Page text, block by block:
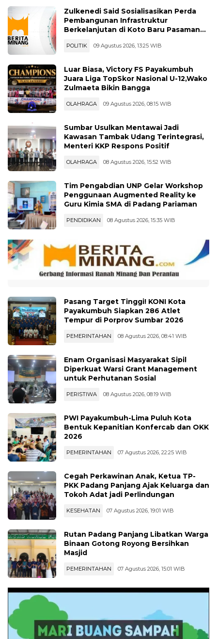
Zulkenedi Said Sosialisasikan Perda
Pembangunan Infrastruktur
Berkelanjutan di Koto Baru Pasaman
POLITIK 09 Agustus 2026, 13:25 WIB
Luar Biasa, Victory FS Payakumbuh
Juara Liga TopSkor Nasional U-12,Wako
Zulmaeta Bikin Bangga
OLAHRAGA 09 Agustus 2026, 08:15 WIB
Sumbar Usulkan Mentawai Jadi
Kawasan Tambak Udang Terintegrasi,
Menteri KKP Respons Positif
OLAHRAGA 08 Agustus 2026, 15:52 WIB
Tim Pengabdian UNP Gelar Workshop
Penggunaan Augmented Reality ke
Guru Kimia SMA di Padang Pariaman
PENDIDIKAN 08 Agustus 2026, 15:35 WIB
Pasang Target Tinggi! KONI Kota
Payakumbuh Siapkan 286 Atlet
Tempur di Porprov Sumbar 2026
PEMERINTAHAN 08 Agustus 2026, 08:41 WIB
Enam Organisasi Masyarakat Sipil
Diperkuat Warsi Grant Management
untuk Perhutanan Sosial
PERISTIWA 08 Agustus 2026, 08:19 WIB
PWI Payakumbuh-Lima Puluh Kota
Bentuk Kepanitian Konfercab dan OKK
2026
PEMERINTAHAN 07 Agustus 2026, 22:25 WIB
Cegah Perkawinan Anak, Ketua TP-
PKK Padang Panjang Ajak Keluarga dan
Tokoh Adat jadi Perlindungan
KESEHATAN 07 Agustus 2026, 19:01 WIB
Rutan Padang Panjang Libatkan Warga
Binaan Gotong Royong Bersihkan
Masjid
PEMERINTAHAN 07 Agustus 2026, 15:01 WIB